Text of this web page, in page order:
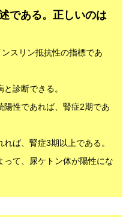
である。正しいのは
スリン抵抗性の指標であ
診断できる。
性であれば、腎症2期であ
ば、腎症3期以上である。
て、尿ケトン体が陽性にな